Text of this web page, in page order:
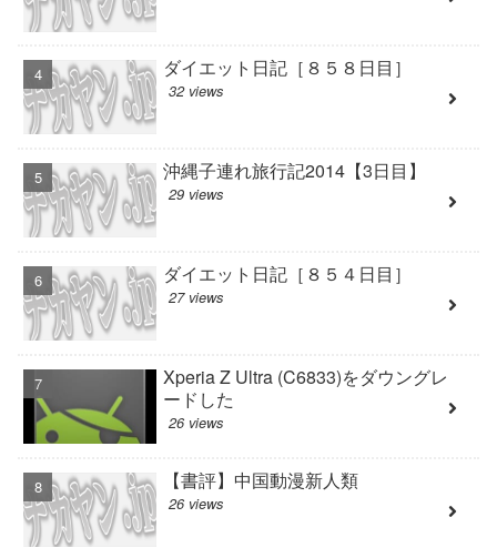
ダイエット日記［８５８日目］
32 views
沖縄子連れ旅行記2014【3日目】
29 views
ダイエット日記［８５４日目］
27 views
Xperia Z Ultra (C6833)をダウングレ
ードした
26 views
【書評】中国動漫新人類
26 views